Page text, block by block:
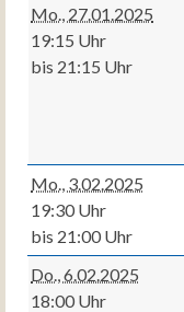
Mo., 27.01.2025
19:15 Uhr
bis 21:15 Uhr
Mo., 3.02.2025
19:30 Uhr
bis 21:00 Uhr
Do., 6.02.2025
18:00 Uhr